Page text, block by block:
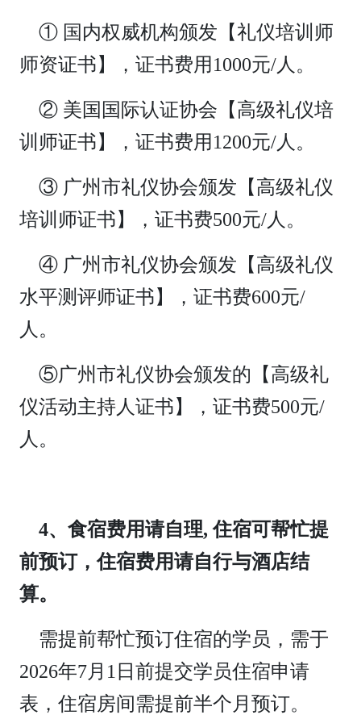
① 国内权威机构颁发【礼仪培训师
师资证书】，证书费用1000元/人。
② 美国国际认证协会【高级礼仪培
训师证书】，证书费用1200元/人。
③ 广州市礼仪协会颁发【高级礼仪
培训师证书】，证书费500元/人。
④ 广州市礼仪协会颁发【高级礼仪
水平测评师证书】，证书费600元/
人。
⑤广州市礼仪协会颁发的【高级礼
仪活动主持人证书】，证书费500元/
人。
4、食宿费用请自理, 住宿可帮忙提
前预订，住宿费用请自行与酒店结
算。
需提前帮忙预订住宿的学员，需于
2026年7月1日前提交学员住宿申请
表，住宿房间需提前半个月预订。